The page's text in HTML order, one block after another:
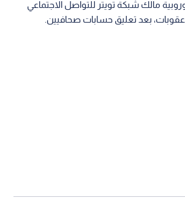
مالك شبكة تويتر للتواصل الاجتماعي
بعد تعليق حسابات صحافيين.